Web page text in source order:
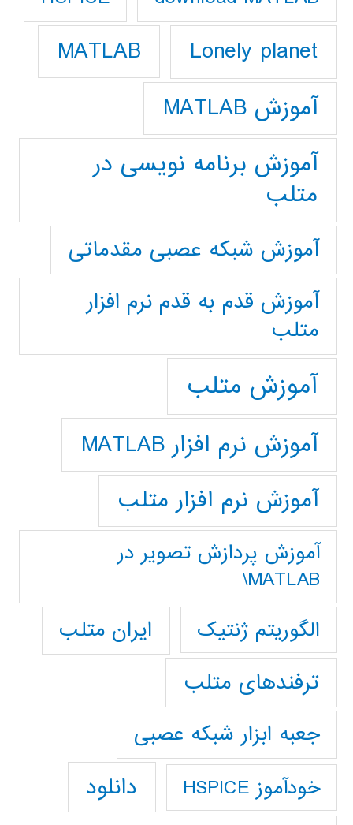
Lonely planet
MATLAB
آموزش MATLAB
آموزش برنامه نویسی در
متلب
آموزش شبکه عصبی مقدماتی
آموزش قدم به قدم نرم افزار
متلب
آموزش متلب
آموزش نرم افزار MATLAB
آموزش نرم افزار متلب
آموزش پردازش تصوير در
MATLAB\
الگوریتم ژنتیک
ایران متلب
ترفندهای متلب
جعبه ابزار شبکه عصبی
خودآموز HSPICE دانلود